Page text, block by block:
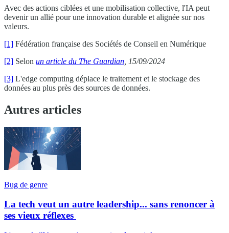
Avec des actions ciblées et une mobilisation collective, l'IA peut
devenir un allié pour une innovation durable et alignée sur nos
valeurs.
[1] Fédération française des Sociétés de Conseil en Numérique
[2] Selon un article du The Guardian , 15/09/2024
[3] L'edge computing déplace le traitement et le stockage des
données au plus près des sources de données.
Autres articles
Bug de genre
La tech veut un autre leadership... sans renoncer à
ses vieux réflexes